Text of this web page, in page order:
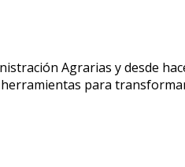
Agrarias y desde
para